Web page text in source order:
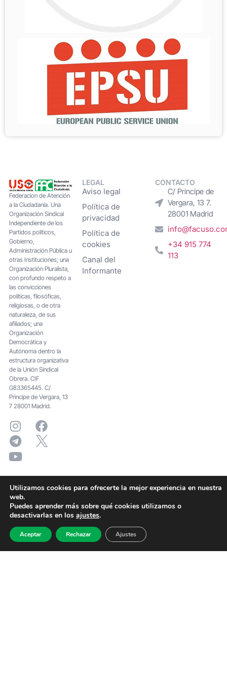
Federacion de Atención
a la Ciudadanía. Una
Organización Sindical
Independiente de los
Partidos políticos,
Gobierno,
Administración Pública u
otras Instituciones; una
Organización Pluralista,
con profundo respeto a
las convicciones
políticas, filosóficas,
religiosas, o de otra
naturaleza, de sus
afiliados; una
Organización
Democrática y
Autónoma dentro la
estructura organizativa
de la Unión Sindical
Obrera. CIF
G83365445. C/
Principe de Vergara, 13
7 28001 Madrid.
LEGAL
Aviso legal
Política de
privacidad
Política de
cookies
Canal del
Informante
CONTACTO
C/ Príncipe de
Vergara, 13 7.
28001 Madrid
+34 915 774
113
Utilizamos cookies para ofrecerte la mejor experiencia en nuestra
web.
Puedes aprender más sobre qué cookies utilizamos o
desactivarlas en los ajustes.
Aceptar Rechazar Ajustes